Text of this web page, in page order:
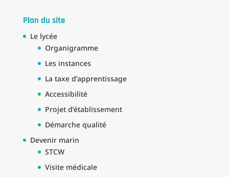
Plan du site
Le lycée
Organigramme
Les instances
La taxe d’apprentissage
Accessibilité
Projet d’établissement
Démarche qualité
Devenir marin
STCW
Visite médicale